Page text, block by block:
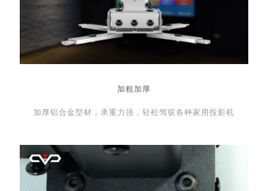
加粗加厚
加厚铝合金型材，承重力强，轻松驾驭各种家用投影机